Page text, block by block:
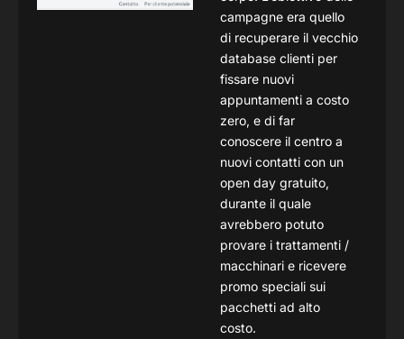
campagne era quello
di recuperare il vecchio
database clienti per
fissare nuovi
appuntamenti a costo
zero, e di far
conoscere il centro a
nuovi contatti con un
open day gratuito,
durante il quale
avrebbero potuto
provare i trattamenti /
macchinari e ricevere
promo speciali sui
pacchetti ad alto
costo.